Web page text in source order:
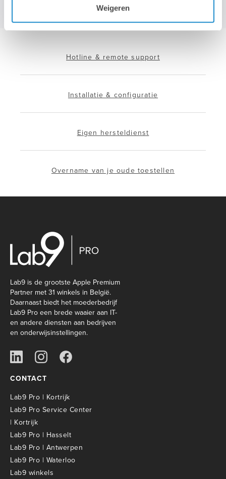
Weigeren
Hotline & remote support
Installatie & configuratie
Eigen hersteldienst
Overname van je oude toestellen
Lab9 is de grootste Apple Premium
Partner met 31 winkels in België.
Daarnaast biedt het moederbedrijf
Lab9 Pro een brede waaier aan IT-
en andere diensten aan bedrijven
en onderwijsinstellingen.
CONTACT
Lab9 Pro | Kortrijk
Lab9 Pro Service Center
| Kortrijk
Lab9 Pro | Hasselt
Lab9 Pro | Antwerpen
Lab9 Pro | Waterloo
Lab9 winkels